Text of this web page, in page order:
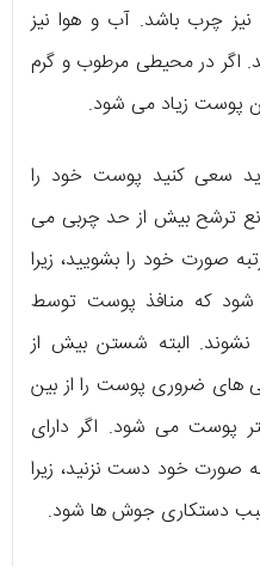
چرب باشد. آب و هوا نیز
اگر در محیطی مرطوب و گرم
پوست زیاد می شود.
سعی کنید پوست خود را
مانع ترشح بیش از حد چربی می
صورت خود را بشویید، زیرا
که منافذ پوست توسط
البته شستن بیش از
های ضروری پوست را از بین
پوست می شود. اگر دارای
خود دست نزنید، زیرا
دستکاری جوش ها شود.